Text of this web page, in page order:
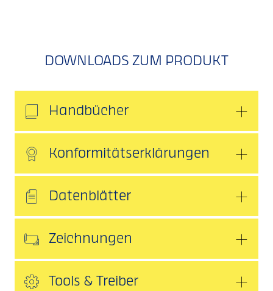
DOWNLOADS ZUM PRODUKT
Handbücher
Konformitätserklärungen
Datenblätter
Zeichnungen
Tools & Treiber